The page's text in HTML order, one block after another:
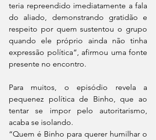
teria repreendido imediatamente a fala
do aliado, demonstrando gratidão e
respeito por quem sustentou o grupo
quando ele próprio ainda não tinha
expressão política”, afirmou uma fonte
presente no encontro.
Para muitos, o episódio revela a
pequenez política de Binho, que ao
tentar se impor pelo autoritarismo,
acaba se isolando.
“Quem é Binho para querer humilhar o